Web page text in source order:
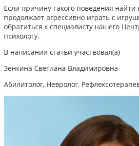
Если причину такого поведения найти
продолжает агрессивно играть с
обратиться к специалисту нашего
психологу.
В написании статьи участвовал(а)
Зенкина Светлана Владимировна
Абилитолог, Невролог,